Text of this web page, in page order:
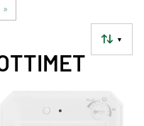
‪»
▼